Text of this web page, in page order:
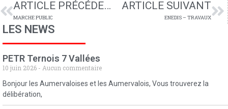
ARTICLE PRÉCÉDENT
MARCHE PUBLIC
ARTICLE SUIVANT
ENEDIS – TRAVAUX
LES NEWS
PETR Ternois 7 Vallées
10 juin 2026
Aucun commentaire
Bonjour les Aumervaloises et les Aumervalois, Vous trouverez la
délibération,